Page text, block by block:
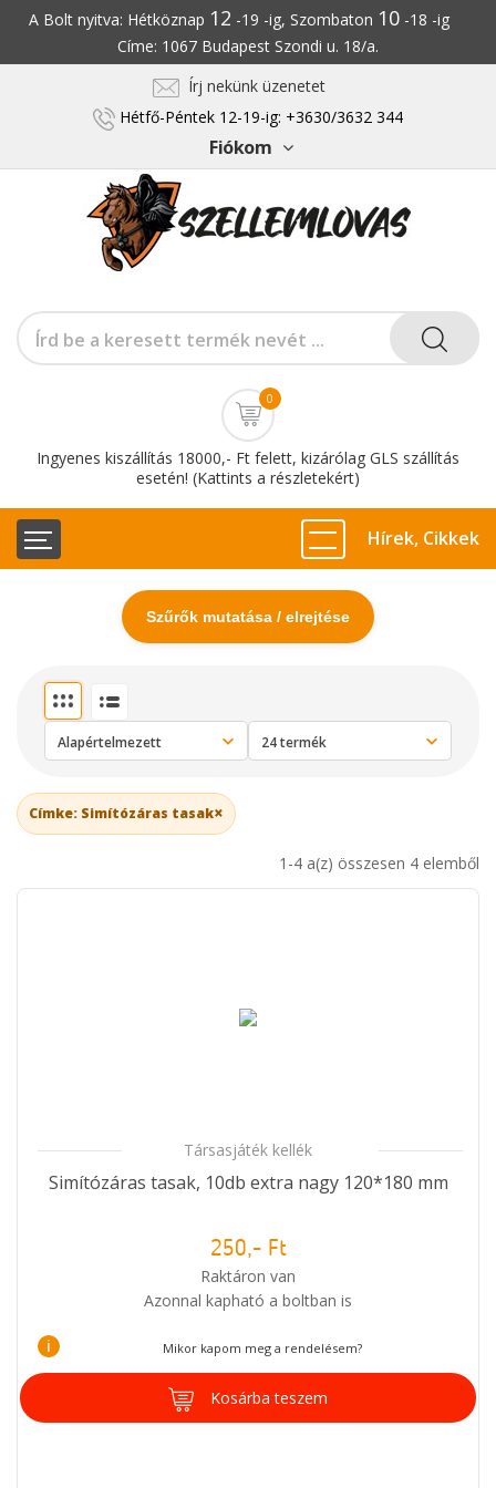
A Bolt nyitva: Hétköznap 12 -19 -ig, Szombaton 10 -18 -ig
Címe: 1067 Budapest Szondi u. 18/a.
Írj nekünk üzenetet
Hétfő-Péntek 12-19-ig: +3630/3632 344
Fiókom
0
Ingyenes kiszállítás 18000,- Ft felett, kizárólag GLS szállítás
esetén! (Kattints a részletekért)
Hírek, Cikkek
Szűrők mutatása / elrejtése
Címke: Simítózáras tasak×
1-4 a(z) összesen 4 elemből
Társasjáték kellék
Simítózáras tasak, 10db extra nagy 120*180 mm
250,- Ft
Raktáron van
Azonnal kapható a boltban is
i Mikor kapom meg a rendelésem?
Kosárba teszem